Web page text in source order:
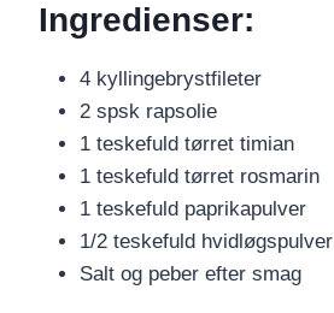
Ingredienser:
4 kyllingebrystfileter
2 spsk rapsolie
1 teskefuld tørret timian
1 teskefuld tørret rosmarin
1 teskefuld paprikapulver
1/2 teskefuld hvidløgspulver
Salt og peber efter smag